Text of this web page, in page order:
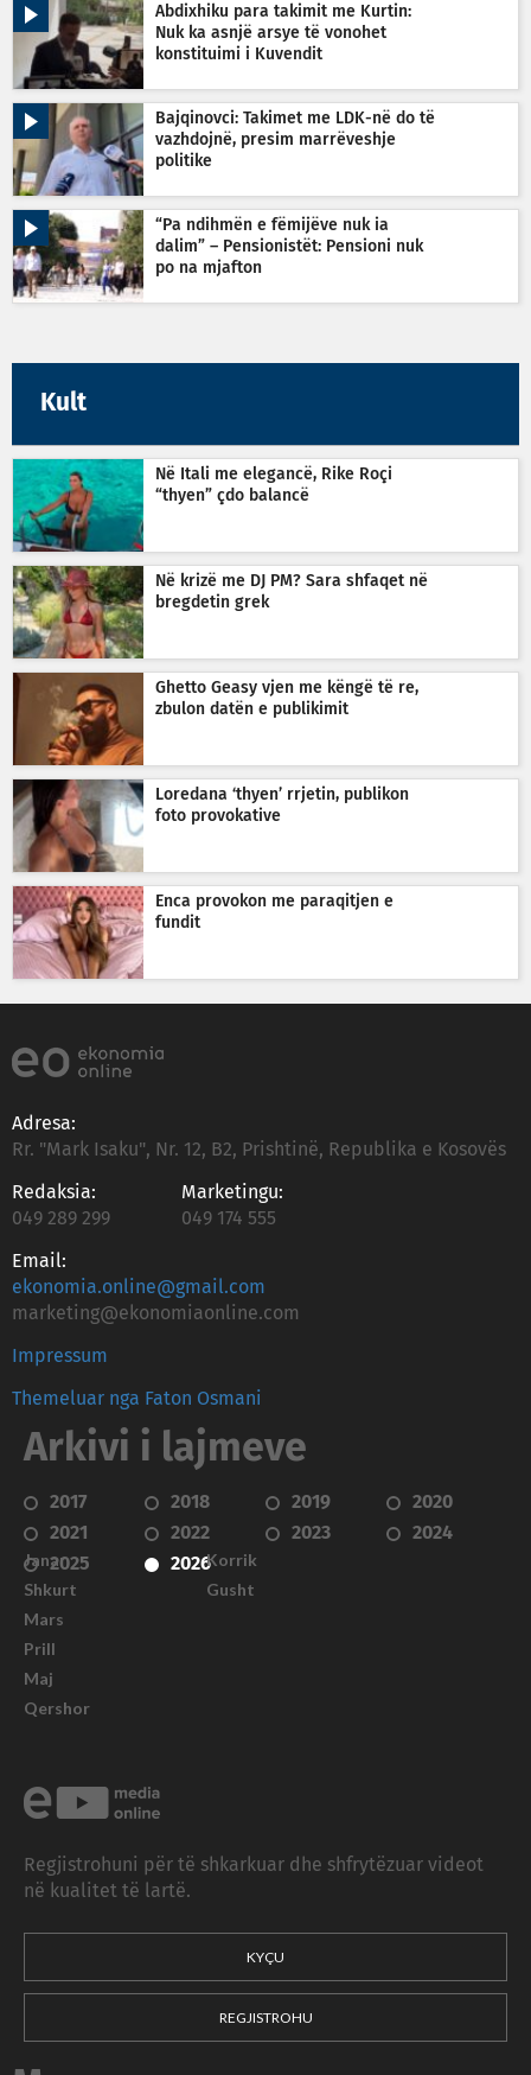
Abdixhiku para takimit me Kurtin:
Nuk ka asnjë arsye të vonohet
konstituimi i Kuvendit
Bajqinovci: Takimet me LDK-në do të
vazhdojnë, presim marrëveshje
politike
“Pa ndihmën e fëmijëve nuk ia
dalim” – Pensionistët: Pensioni nuk
po na mjafton
Kult
Në Itali me elegancë, Rike Roçi
“thyen” çdo balancë
Në krizë me DJ PM? Sara shfaqet në
bregdetin grek
Ghetto Geasy vjen me këngë të re,
zbulon datën e publikimit
Loredana ‘thyen’ rrjetin, publikon
foto provokative
Enca provokon me paraqitjen e
fundit
Adresa:
Rr. "Mark Isaku", Nr. 12, B2, Prishtinë, Republika e Kosovës
Redaksia:
049 289 299
Marketingu:
049 174 555
Email:
ekonomia.online@gmail.com
marketing@ekonomiaonline.com
Impressum
Themeluar nga Faton Osmani
Arkivi i lajmeve
2017 2018 2019
2020
2021
2022 2023
2024
2025
2026
Janar
Shkurt
Mars
Prill
Maj
Qershor
Korrik
Gusht
Regjistrohuni për të shkarkuar dhe shfrytëzuar videot
në kualitet të lartë.
KYÇU
REGJISTROHU